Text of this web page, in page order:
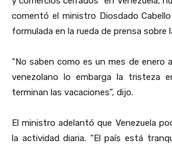
comentó el ministro Diosdado
formulada en la rueda de prensa sobre
“No saben como es un mes de enero
venezolano lo embarga la tristeza
terminan las vacaciones”, dijo.
El ministro adelantó que Venezuela
la actividad diaria. “El país está